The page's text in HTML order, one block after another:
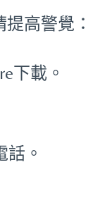
高警覺：
下載。
話。